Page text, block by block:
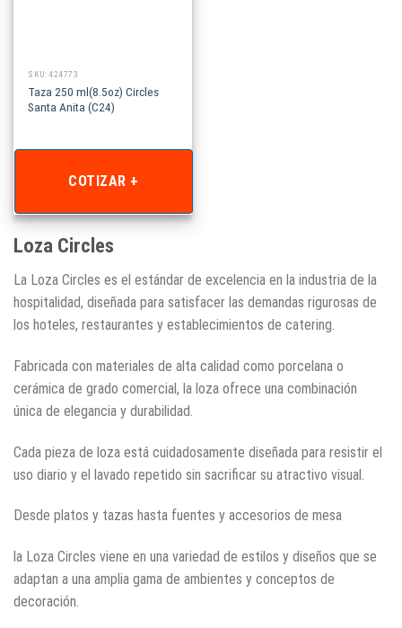
SKU: 424773
Taza 250 ml(8.5oz) Circles
Santa Anita (C24)
COTIZAR +
Loza Circles
La Loza Circles es el estándar de excelencia en la industria de la
hospitalidad, diseñada para satisfacer las demandas rigurosas de
los hoteles, restaurantes y establecimientos de catering.
Fabricada con materiales de alta calidad como porcelana o
cerámica de grado comercial, la loza ofrece una combinación
única de elegancia y durabilidad.
Cada pieza de loza está cuidadosamente diseñada para resistir el
uso diario y el lavado repetido sin sacrificar su atractivo visual.
Desde platos y tazas hasta fuentes y accesorios de mesa
la Loza Circles viene en una variedad de estilos y diseños que se
adaptan a una amplia gama de ambientes y conceptos de
decoración.